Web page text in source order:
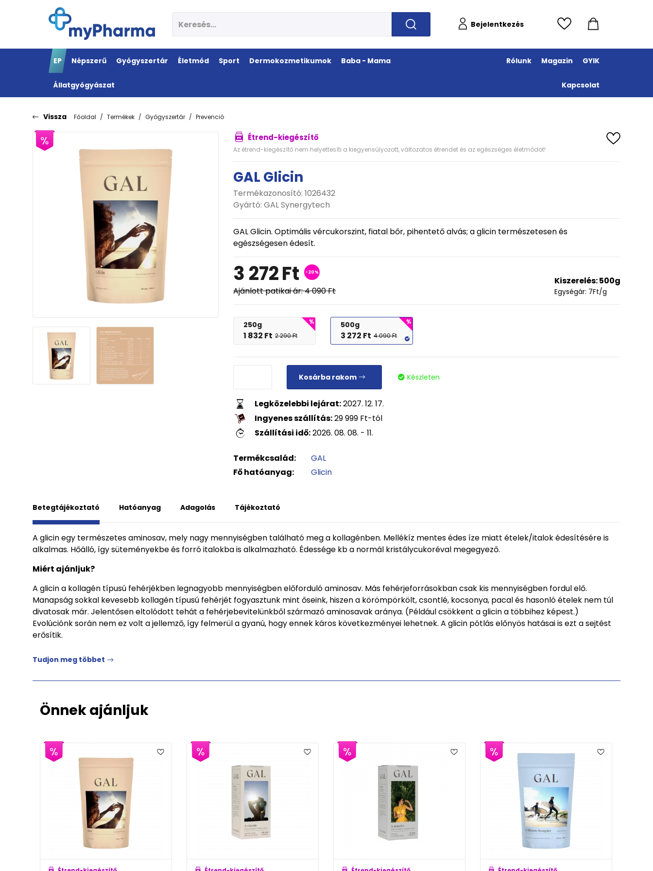
Bejelentkezés
EP Népszerű Gyógyszertár Életmód Sport Dermokozmetikumok Baba - Mama
Állatgyógyászat
Rólunk Magazin GYIK
Kapcsolat
Vissza Főoldal Termékek Gyógyszertár Prevenció
Étrend-kiegészítő
Az étrend-kiegészítő nem helyettesíti a kiegyensúlyozott, változatos étrendet és az egészséges életmódot!
GAL Glicin
Termékazonosító: 1026432
Gyártó:GAL Synergytech
GAL Glicin. Optimális vércukorszint, fiatal bőr, pihentető alvás; a glicin természetesen és
egészségesen édesít.
3 272Ft -20%
Ajánlott patikai ár:4 090Ft
Kiszerelés:500g
Egységár: 7Ft/g
250g
1 832 Ft 2 290Ft
500g
3 272 Ft 4 090Ft
Kosárba rakom Készleten
Legközelebbi lejárat:2027. 12. 17.
Ingyenes szállítás:29 999 Ft-tól
Szállítási idő:2026. 08. 08. - 11.
Termékcsalád:
GAL
Fő hatóanyag:
Glicin
Betegtájékoztató Hatóanyag Adagolás Tájékoztató
A glicin egy természetes aminosav, mely nagy mennyiségben található meg a kollagénben. Mellékíz mentes édes íze miatt ételek/italok édesítésére is
alkalmas. Hőálló, így süteményekbe és forró italokba is alkalmazható. Édessége kb a normál kristálycukoréval megegyező.
Miért ajánljuk?
A glicin a kollagén típusú fehérjékben legnagyobb mennyiségben előforduló aminosav. Más fehérjeforrásokban csak kis mennyiségben fordul elő.
Manapság sokkal kevesebb kollagén típusú fehérjét fogyasztunk mint őseink, hiszen a körömpörkölt, csontlé, kocsonya, pacal és hasonló ételek nem túl
divatosak már. Jelentősen eltolódott tehát a fehérjebevitelünkből származó aminosavak aránya. (Például csökkent a glicin a többihez képest.)
Evolúciónk során nem ez volt a jellemző, így felmerül a gyanú, hogy ennek káros következményei lehetnek. A glicin pótlás előnyös hatásai is ezt a sejtést
erősítik.
Tudjon meg többet
Önnek ajánljuk